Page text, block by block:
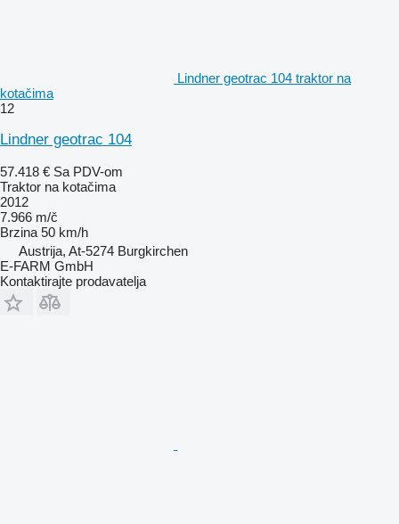
Lindner geotrac 104 traktor na
kotačima
12
Lindner geotrac 104
57.418 € Sa PDV-om
Traktor na kotačima
2012
7.966 m/č
Brzina 50 km/h
Austrija, At-5274 Burgkirchen
E-FARM GmbH
Kontaktirajte prodavatelja